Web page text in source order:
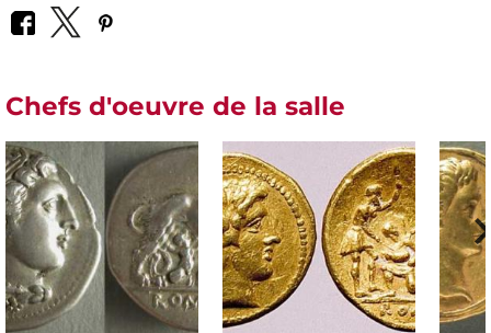
Chefs d'oeuvre de la salle